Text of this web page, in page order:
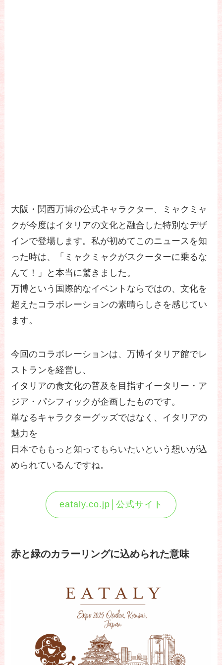
大阪・関西万博の公式キャラクター、ミャクミャ
クが今度はイタリアの文化と融合した特別なデザ
インで登場します。私が初めてこのニュースを知
った時は、「ミャクミャクがスクーターに乗るな
んて！」と本当に驚きました。
万博という国際的なイベントならではの、文化を
超えたコラボレーションの素晴らしさを感じてい
ます。
今回のコラボレーションは、万博イタリア館でレ
ストランを経営し、
イタリアの食文化の普及を目指すイータリー・ア
ジア・パシフィックが企画したものです。
単なるキャラクターグッズではなく、イタリアの
魅力を
日本でももっと知ってもらいたいという想いが込
められているんですね。
eataly.co.jp│公式サイト
赤と緑のカラーリングに込められた意味